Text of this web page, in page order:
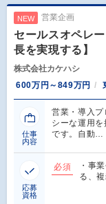
NEW 営業企画
セールスオペレ
長を実現する】
株式会社カケハシ
600万円～849万円
仕事
内容
営業・導入
シーな運用
です。自動…
応募
資格
必須
・事
る、